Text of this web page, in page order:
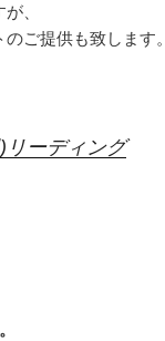
、
ご提供も致します。
リーディング